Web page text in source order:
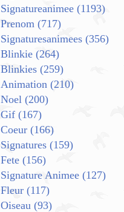
Signatureanimee (1193)
Prenom (717)
Signaturesanimees (356)
Blinkie (264)
Blinkies (259)
Animation (210)
Noel (200)
Gif (167)
Coeur (166)
Signatures (159)
Fete (156)
Signature Animee (127)
Fleur (117)
Oiseau (93)